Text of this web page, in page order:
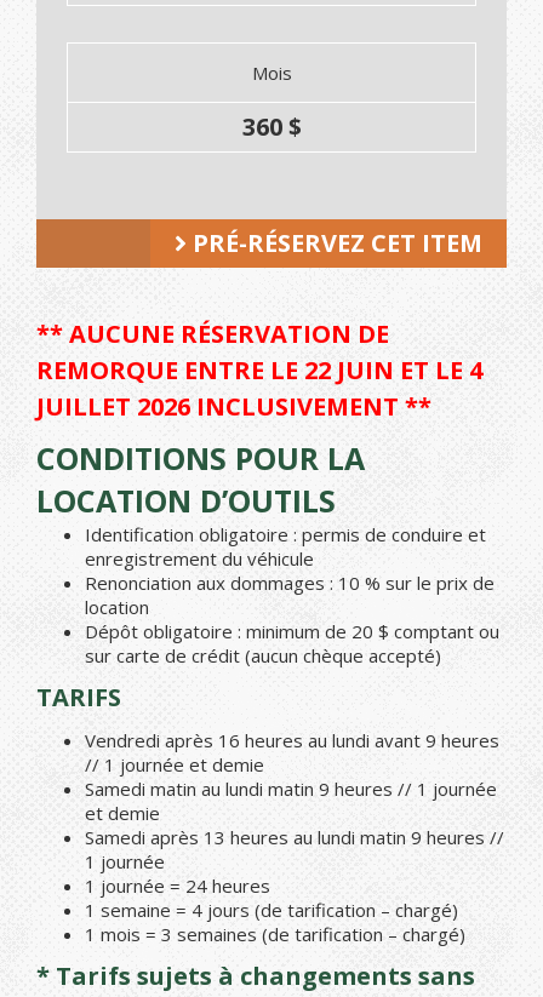
Mois
360 $
PRÉ-RÉSERVEZ CET ITEM
** AUCUNE RÉSERVATION DE
REMORQUE ENTRE LE 22 JUIN ET LE 4
JUILLET 2026 INCLUSIVEMENT **
CONDITIONS POUR LA
LOCATION D’OUTILS
Identification obligatoire : permis de conduire et
enregistrement du véhicule
Renonciation aux dommages : 10 % sur le prix de
location
Dépôt obligatoire : minimum de 20 $ comptant ou
sur carte de crédit (aucun chèque accepté)
TARIFS
Vendredi après 16 heures au lundi avant 9 heures
// 1 journée et demie
Samedi matin au lundi matin 9 heures // 1 journée
et demie
Samedi après 13 heures au lundi matin 9 heures //
1 journée
1 journée = 24 heures
1 semaine = 4 jours (de tarification – chargé)
1 mois = 3 semaines (de tarification – chargé)
* Tarifs sujets à changements sans